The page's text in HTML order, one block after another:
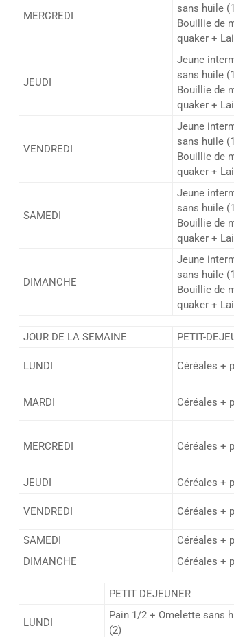
MERCREDI
sans huile
Bouillie de
quaker +
JEUDI
Jeune
sans huile
Bouillie de
quaker +
VENDREDI
Jeune
sans huile
Bouillie de
quaker +
SAMEDI
Jeune
sans huile
Bouillie de
quaker +
DIMANCHE
Jeune
sans huile
Bouillie de
quaker +
JOUR DE LA SEMAINE PETIT-
LUNDI Céréales +
MARDI Céréales +
MERCREDI Céréales +
JEUDI Céréales +
VENDREDI Céréales +
SAMEDI
Céréales +
DIMANCHE
Céréales +
PETIT DEJEUNER
LUNDI
Pain 1/2 + Omelette sans
(2)